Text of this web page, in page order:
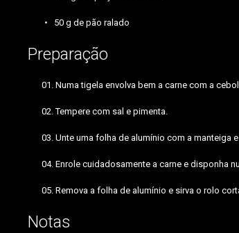
50 g de pão ralado
Preparação
Numa tigela envolva bem a carne com a
Tempere com sal e pimenta.
Unte uma folha de alumínio com a manteiga
Enrole cuidadosamente a carne e disponha
Remova a folha de alumínio e sirva o rolo
Notas